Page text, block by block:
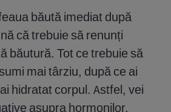
băută imediat după
că trebuie să renunți
băutură. Tot ce trebuie să
mai târziu, după ce ai
hidratat corpul. Astfel, vei
asupra hormonilor,